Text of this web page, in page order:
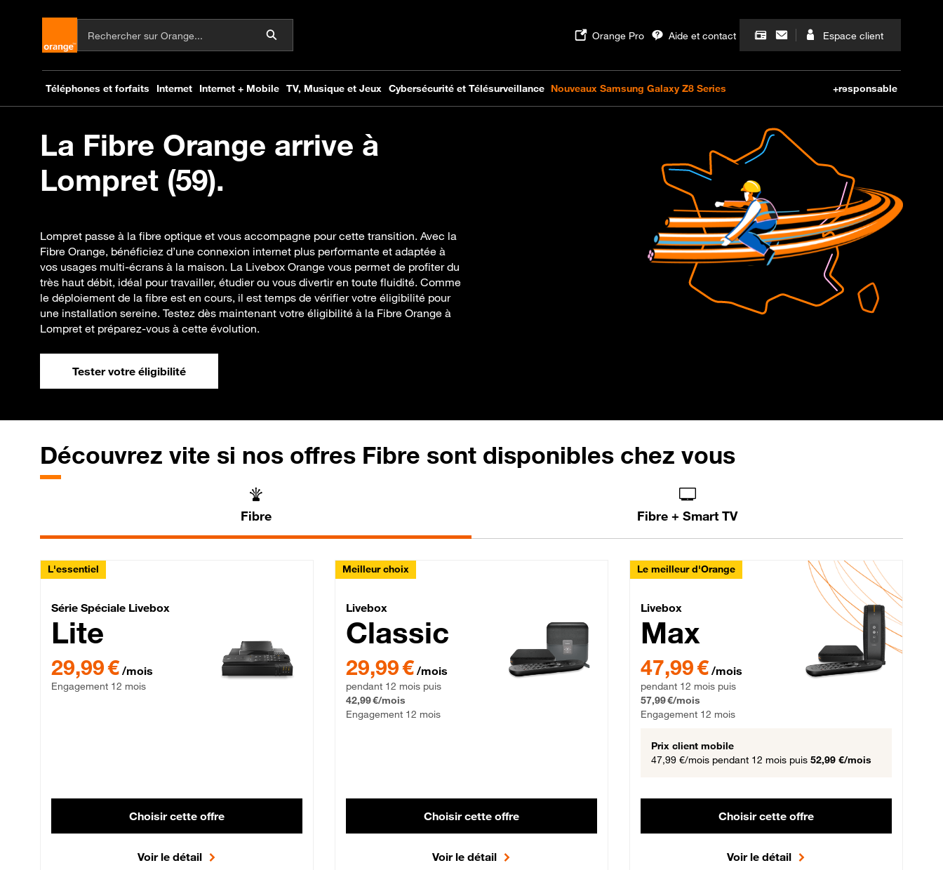
La Fibre Orange arrive à
Lompret (59).
Lompret passe à la fibre optique et vous accompagne pour cette transition. Avec la
Fibre Orange, bénéficiez d’une connexion internet plus performante et adaptée à
vos usages multi-écrans à la maison. La Livebox Orange vous permet de profiter du
très haut débit, idéal pour travailler, étudier ou vous divertir en toute fluidité. Comme
le déploiement de la fibre est en cours, il est temps de vérifier votre éligibilité pour
une installation sereine. Testez dès maintenant votre éligibilité à la Fibre Orange à
Lompret et préparez-vous à cette évolution.
Tester votre éligibilité
Découvrez vite si nos offres Fibre sont disponibles chez vous
Fibre Fibre + Smart TV
L'essentiel
Série Spéciale Livebox Lite Fibre
Série Spéciale Livebox
Lite
29,99 € par mois , Engagement 12 mois
29,99 € /mois
Engagement 12 mois
Choisir cette offre
Voir le détail
Meilleur choix
Livebox Classic Fibre
Livebox
Classic
29,99 € par mois pendant 12 mois puis 42,99 € par mois, Engagement 12 mois
29,99 € /mois
pendant 12 mois puis
42,99 €/mois
Engagement 12 mois
Choisir cette offre
Voir le détail
Le meilleur d'Orange
Livebox Max Fibre
Livebox
Max
47,99 € par mois pendant 12 mois puis 57,99 € par mois,
47,99 € /mois
pendant 12 mois puis
57,99 €/mois
Engagement 12 mois
Prix client mobile
47,99 €/mois pendant 12 mois puis 52,99 €/mois
Choisir cette offre
Voir le détail